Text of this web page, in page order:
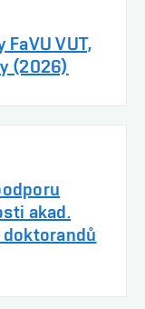
VUT,
(2026)
akad.